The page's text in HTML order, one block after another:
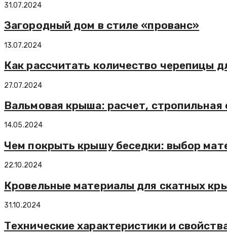
31.07.2024
Загородный дом в стиле «прованс»
13.07.2024
Как рассчитать количество черепицы
27.07.2024
Вальмовая крыша: расчет,
14.05.2024
Чем покрыть крышу беседки: выбор
22.10.2024
Кровельные материалы для скатных
31.10.2024
Технические характеристики и